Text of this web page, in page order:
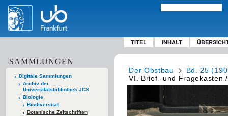
TITEL INHALT
SAMMLUNGEN
Digitale Sammlungen
Archiv der
Universitätsbibliothek JCS
Biologie
Biodiversität
Botanische Zeitschriften
Der Obstbau
Bd. 25
VI. Brief- und Fragekasten